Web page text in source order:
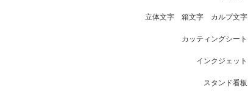
立体文字 箱文字 カルプ文字
カッティングシート
インクジェット
スタンド看板